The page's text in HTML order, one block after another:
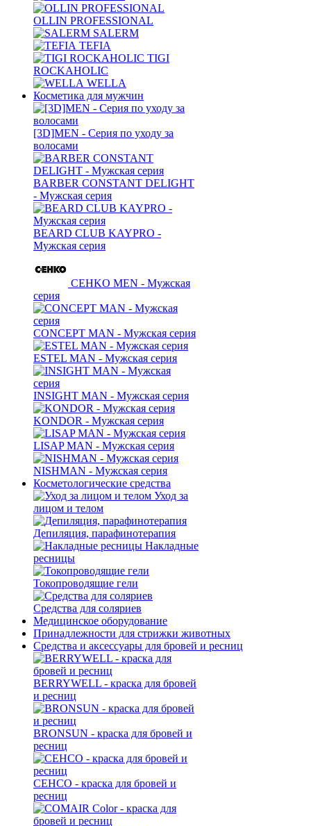
OLLIN PROFESSIONAL
SALERM
TEFIA
TIGI
ROCKAHOLIC
WELLA
Косметика для мужчин
[3D]MEN - Серия по уходу за
волосами
BARBER CONSTANT DELIGHT
- Мужская серия
BEARD CLUB KAYPRO -
Мужская серия
CEHKO MEN - Мужская
серия
CONCEPT MAN - Мужская серия
ESTEL MAN - Мужская серия
INSIGHT MAN - Мужская серия
KONDOR - Мужская серия
LISAP MAN - Мужская серия
NISHMAN - Мужская серия
Косметологические средства
Уход за
лицом и телом
Депиляция, парафинотерапия
Накладные
ресницы
Токопроводящие гели
Средства для соляриев
Медицинское оборудование
Принадлежности для стрижки животных
Средства и аксессуары для бровей и ресниц
BERRYWELL - краска для бровей
и ресниц
BRONSUN - краска для бровей и
ресниц
CEHCO - краска для бровей и
ресниц